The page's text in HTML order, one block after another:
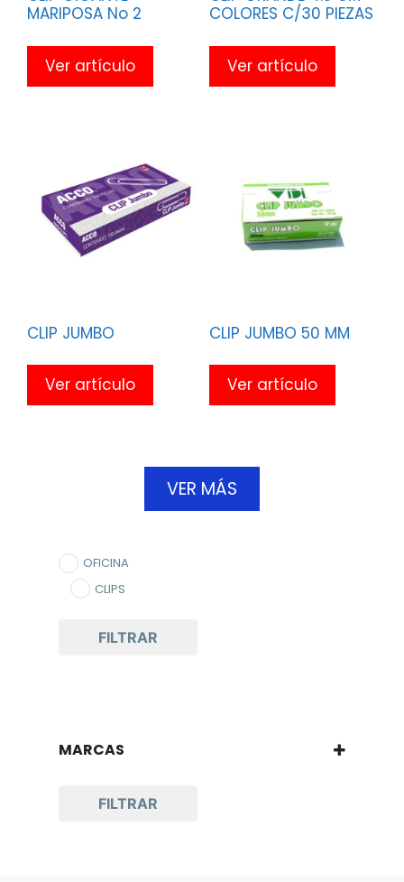
MARIPOSA No 2
Ver artículo
COLORES C/30 PIEZAS
Ver artículo
CLIP JUMBO
Ver artículo
CLIP JUMBO 50 MM
Ver artículo
VER MÁS
OFICINA
CLIPS
FILTRAR
MARCAS
AZORFILTRAR